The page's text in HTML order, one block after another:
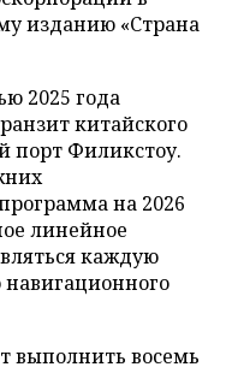
изданию «Страна
2025 года
китайского
порт Филикстоу.
на 2026
линейное
каждую
выполнить восемь